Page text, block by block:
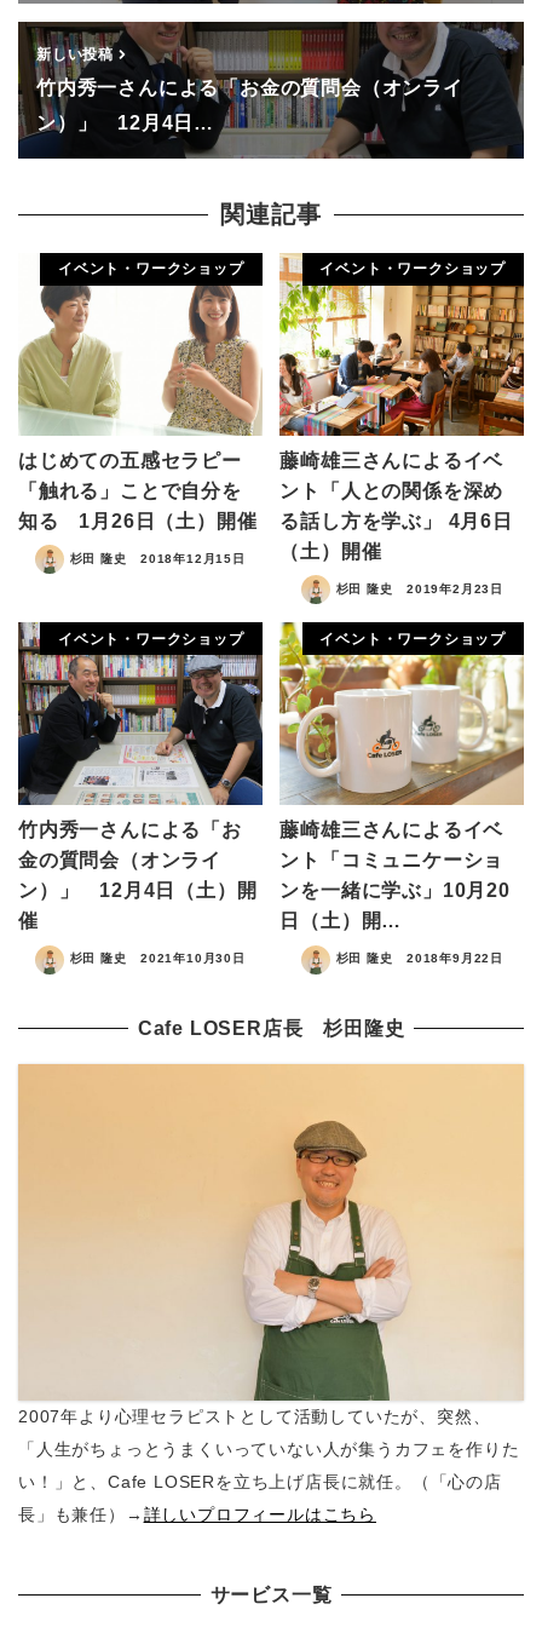
新しい投稿
竹内秀一さんによる「お金の質問会（オンライ
ン）」 12月4日…
関連記事
イベント・ワークショップ
はじめての五感セラピー
「触れる」ことで自分を
知る 1月26日（土）開催
杉田 隆史 2018年12月15日
イベント・ワークショップ
藤崎雄三さんによるイベ
ント「人との関係を深め
る話し方を学ぶ」 4月6日
（土）開催
杉田 隆史 2019年2月23日
イベント・ワークショップ
竹内秀一さんによる「お
金の質問会（オンライ
ン）」 12月4日（土）開
催
杉田 隆史 2021年10月30日
イベント・ワークショップ
藤崎雄三さんによるイベ
ント「コミュニケーショ
ンを一緒に学ぶ」10月20
日（土）開…
杉田 隆史 2018年9月22日
Cafe LOSER店長 杉田隆史
2007年より心理セラピストとして活動していたが、突然、
「人生がちょっとうまくいっていない人が集うカフェを作りた
い！」と、Cafe LOSERを立ち上げ店長に就任。（「心の店
長」も兼任）→ 詳しいプロフィールはこちら
サービス一覧